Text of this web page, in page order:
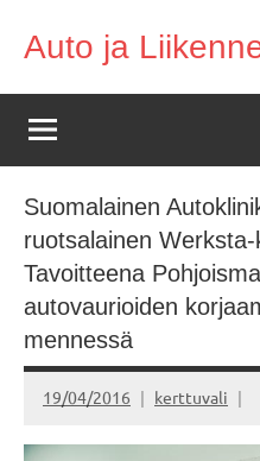
Auto ja
Suomalainen
ruotsalainen
Tavoitteena
autovaurioiden
mennessä
19/04/2016 kerttuvali